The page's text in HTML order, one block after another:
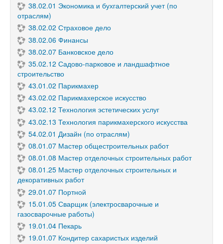
38.02.01 Экономика и бухгалтерский учет (по
отраслям)
38.02.02 Страховое дело
38.02.06 Финансы
38.02.07 Банковское дело
35.02.12 Садово-парковое и ландшафтное
строительство
43.01.02 Парикмахер
43.02.02 Парикмахерское искусство
43.02.12 Технология эстетических услуг
43.02.13 Технология парикмахерского искусства
54.02.01 Дизайн (по отраслям)
08.01.07 Мастер общестроительных работ
08.01.08 Мастер отделочных строительных работ
08.01.25 Мастер отделочных строительных и
декоративных работ
29.01.07 Портной
15.01.05 Сварщик (электросварочные и
газосварочные работы)
19.01.04 Пекарь
19.01.07 Кондитер сахаристых изделий